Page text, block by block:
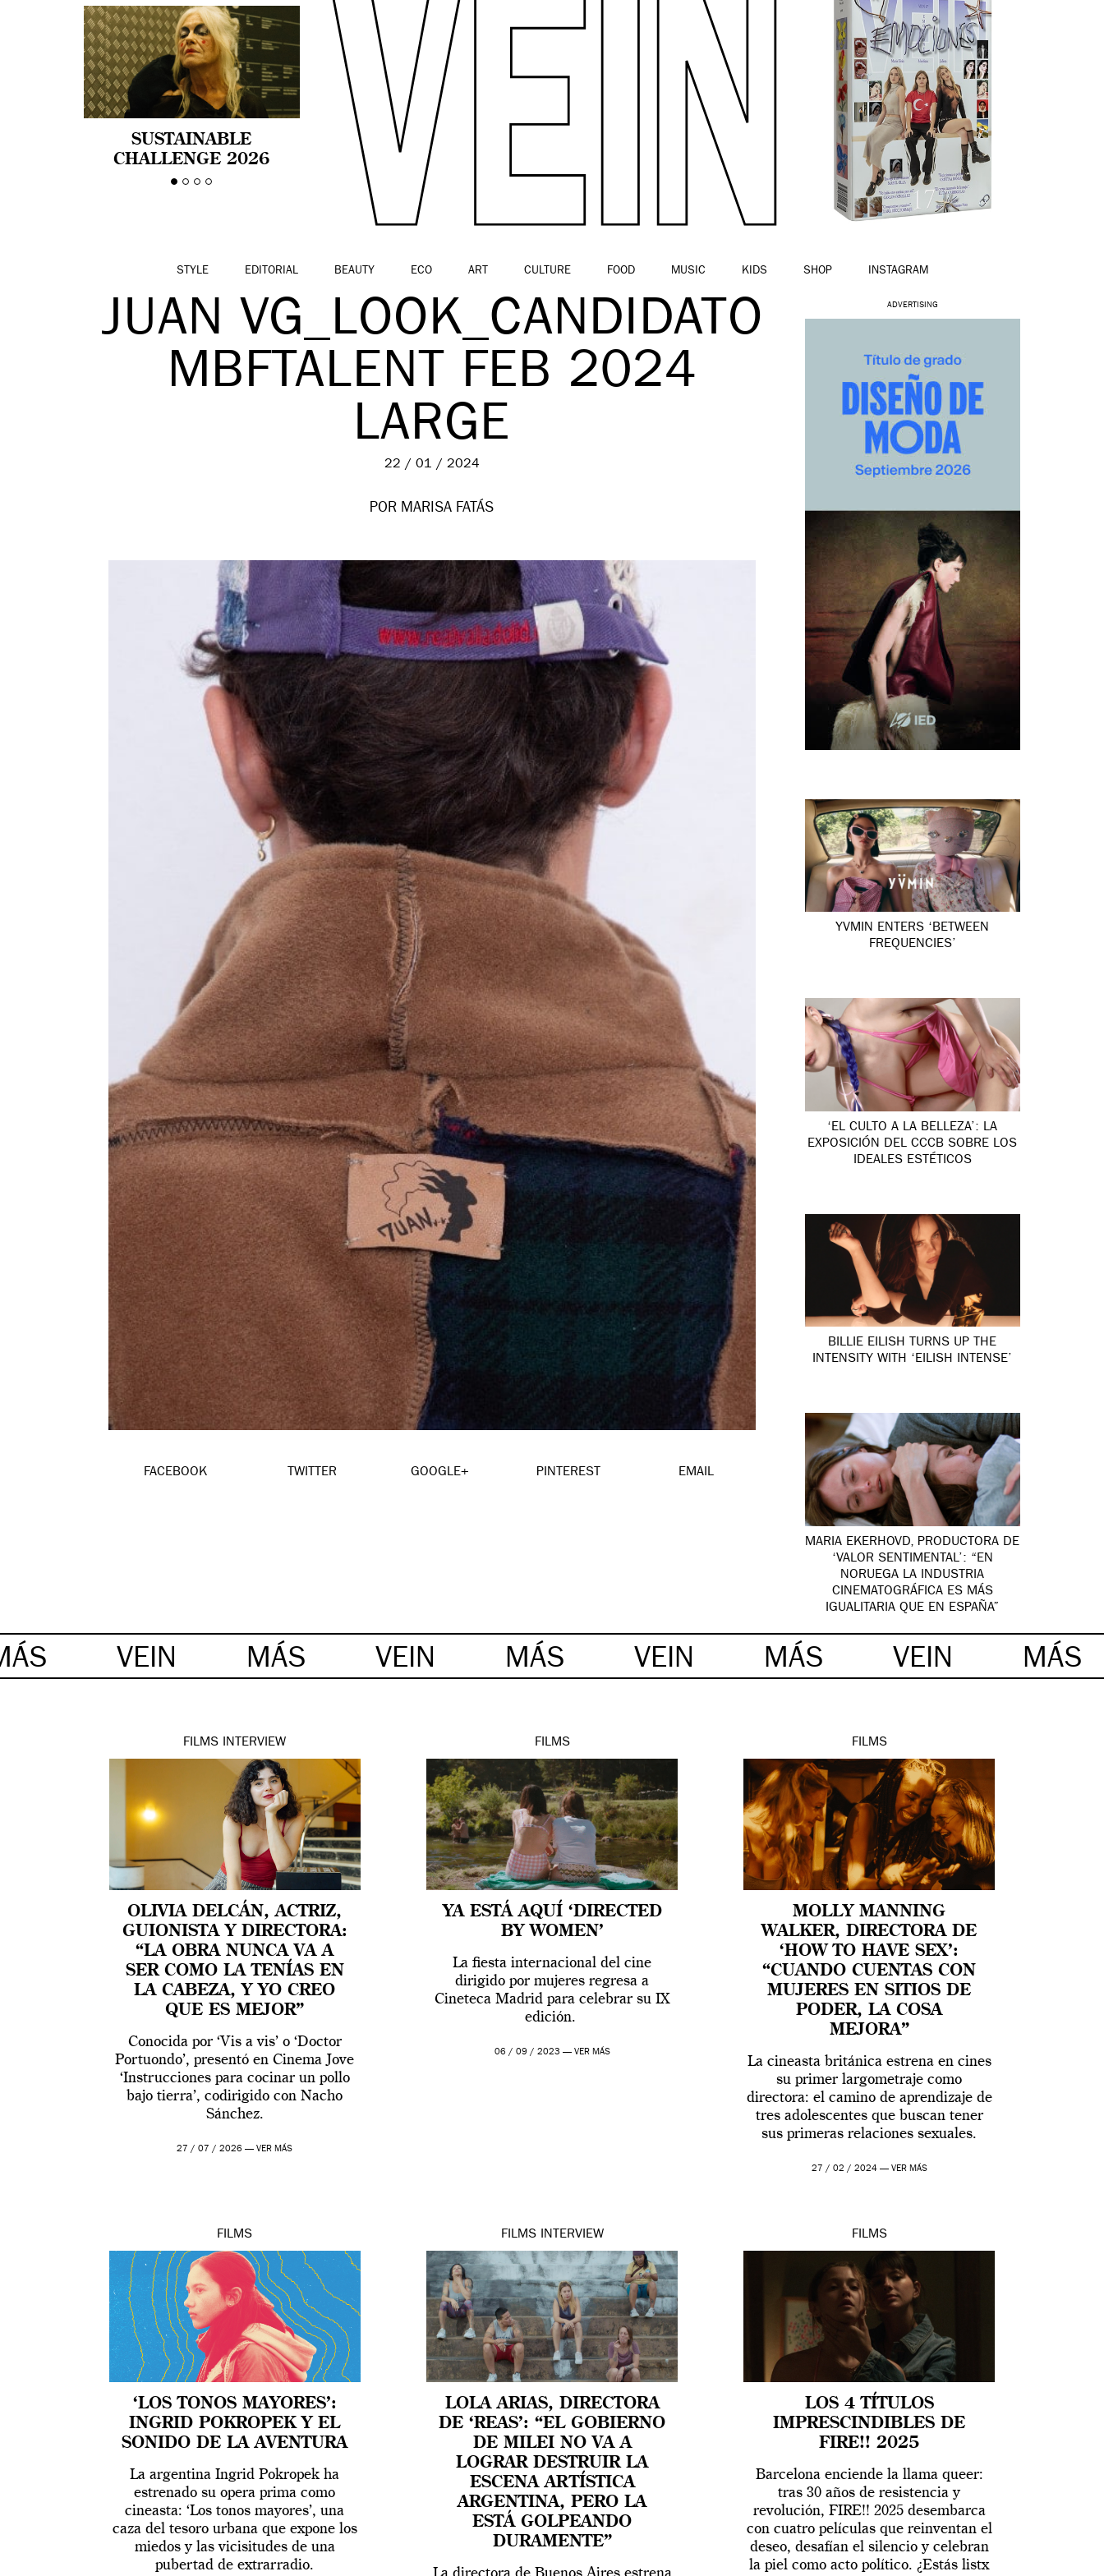
SUSTAINABLE
CHALLENGE 2026
CELEBRA LA
STYLE EDITORIAL BEAUTY ECO ART CULTURE FOOD MUSIC KIDS SHOP INSTAGRAM
JUAN VG_LOOK_CANDIDATO
MBFTALENT FEB 2024
LARGE
22 / 01 / 2024
POR MARISA FATÁS
FACEBOOK TWITTER GOOGLE+ PINTEREST EMAIL
ADVERTISING
YVMIN ENTERS ‘BETWEEN
FREQUENCIES’
‘EL CULTO A LA BELLEZA’: LA
EXPOSICIÓN DEL CCCB SOBRE LOS
IDEALES ESTÉTICOS
BILLIE EILISH TURNS UP THE
INTENSITY WITH ‘EILISH INTENSE’
MARIA EKERHOVD, PRODUCTORA DE
‘VALOR SENTIMENTAL’: “EN
NORUEGA LA INDUSTRIA
CINEMATOGRÁFICA ES MÁS
IGUALITARIA QUE EN ESPAÑA”
VEIN MÁS VEIN MÁS VEIN MÁS VEIN MÁS
FILMS INTERVIEW
OLIVIA DELCÁN, ACTRIZ,
GUIONISTA Y DIRECTORA:
“LA OBRA NUNCA VA A
SER COMO LA TENÍAS EN
LA CABEZA, Y YO CREO
QUE ES MEJOR”
Conocida por ‘Vis a vis’ o ‘Doctor
Portuondo’, presentó en Cinema Jove
‘Instrucciones para cocinar un pollo
bajo tierra’, codirigido con Nacho
Sánchez.
27 / 07 / 2026 —VER MÁS
FILMS
YA ESTÁ AQUÍ ‘DIRECTED
BY WOMEN’
La fiesta internacional del cine
dirigido por mujeres regresa a
Cineteca Madrid para celebrar su IX
edición.
06 / 09 / 2023 — VER MÁS
FILMS
MOLLY MANNING
WALKER, DIRECTORA DE
‘HOW TO HAVE SEX’:
“CUANDO CUENTAS CON
MUJERES EN SITIOS DE
PODER, LA COSA
MEJORA”
La cineasta británica estrena en cines
su primer largometraje como
directora: el camino de aprendizaje de
tres adolescentes que buscan tener
sus primeras relaciones sexuales.
27 / 02 / 2024 — VER MÁS
FILMS
‘LOS TONOS MAYORES’:
INGRID POKROPEK Y EL
SONIDO DE LA AVENTURA
La argentina Ingrid Pokropek ha
estrenado su opera prima como
cineasta: ‘Los tonos mayores’, una
caza del tesoro urbana que expone los
miedos y las vicisitudes de una
pubertad de extrarradio.
FILMS INTERVIEW
LOLA ARIAS, DIRECTORA
DE ‘REAS’: “EL GOBIERNO
DE MILEI NO VA A
LOGRAR DESTRUIR LA
ESCENA ARTÍSTICA
ARGENTINA, PERO LA
ESTÁ GOLPEANDO
DURAMENTE”
FILMS
LOS 4 TÍTULOS
IMPRESCINDIBLES DE
FIRE!! 2025
Barcelona enciende la llama queer:
tras 30 años de resistencia y
revolución, FIRE!! 2025 desembarca
con cuatro películas que reinventan el
deseo, desafían el silencio y celebran
la piel como acto político. ¿Estás listx